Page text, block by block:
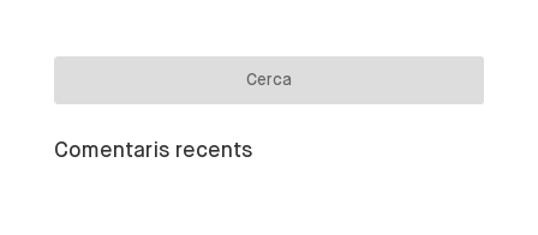
Comentaris recents